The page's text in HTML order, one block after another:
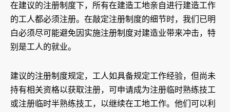
在建议的注册制度下，所有在建造工地亲自进行建造工作
的工人都必须注册。在敲定注册制度的细节时，我们已明
白必须尽可能避免因实施注册制度对建造业带来冲击，特
别是工人的就业。
建议的注册制度规定，工人如具备规定工作经验，但尚未
持有相关资格以获取注册，可申请成为注册临时熟练技工
或注册临时半熟练技工，以继续在工地工作。他们可以利